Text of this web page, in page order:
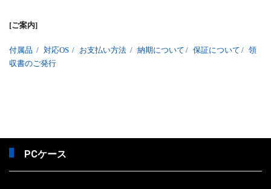
[ご案内]
付属品 / 対応OS / お支払い方法 / 納期について / 保証について / 領
収書のご発行
PCケース